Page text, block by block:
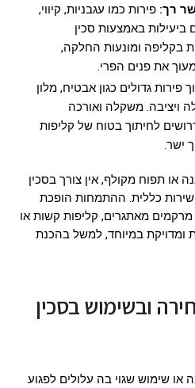
רך: פירות כמו עגבניות, קיווי,
באמצעות סכין
בקליפה ומונעות החלקה,
את פנים הפרי.
פירות גדולים כגון אבטיח, מלון
ויציבה. משקלה ואורכה
לחיתוך בטוח של קליפות
ישר.
או תפוח מקולף, אין צורך בסכין
שירות כללית. ההתמחות הופכת
מאתגרים, קליפות קשות או
במיוחד, למשל בהכנת
ובשימוש בסכין
או שימוש שגוי בה עלולים לפגוע